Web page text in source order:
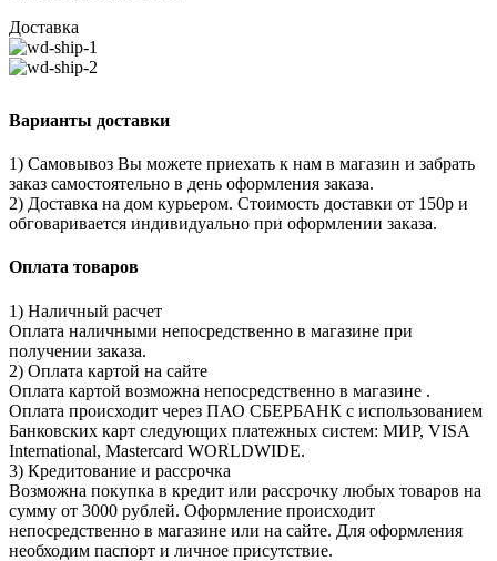
Доставка
Варианты доставки
1) Самовывоз Вы можете приехать к нам в магазин и забрать
заказ самостоятельно в день оформления заказа.
2) Доставка на дом курьером. Стоимость доставки от 150р и
обговаривается индивидуально при оформлении заказа.
Оплата товаров
1) Наличный расчет
Оплата наличными непосредственно в магазине при
получении заказа.
2) Оплата картой на сайте
Оплата картой возможна непосредственно в магазине .
Оплата происходит через ПАО СБЕРБАНК с использованием
Банковских карт следующих платежных систем: МИР, VISA
International, Mastercard WORLDWIDE.
3) Кредитование и рассрочка
Возможна покупка в кредит или рассрочку любых товаров на
сумму от 3000 рублей. Оформление происходит
непосредственно в магазине или на сайте. Для оформления
необходим паспорт и личное присутствие.